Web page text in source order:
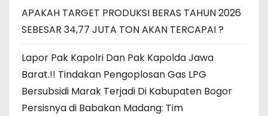
APAKAH TARGET PRODUKSI BERAS TAHUN 2026
SEBESAR 34,77 JUTA TON AKAN TERCAPAI ?
Lapor Pak Kapolri Dan Pak Kapolda Jawa
Barat.!! Tindakan Pengoplosan Gas LPG
Bersubsidi Marak Terjadi Di Kabupaten Bogor
Persisnya di Babakan Madang: Tim